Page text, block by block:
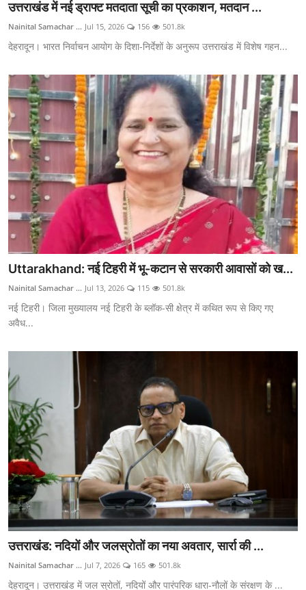
उत्तराखंड में नई ड्राफ्ट मतदाता सूची का प्रकाशन, मतदान ...
Nainital Samachar ... Jul 15, 2026 156 501.8k
देहरादून। भारत निर्वाचन आयोग के दिशा-निर्देशों के अनुरूप उत्तराखंड में विशेष गहन...
Uttarakhand: नई टिहरी में भू-कटान से सरकारी आवासों को ख...
Nainital Samachar ... Jul 13, 2026 115 501.8k
नई टिहरी। जिला मुख्यालय नई टिहरी के ब्लॉक-सी क्षेत्र में कथित रूप से किए गए
अवैध...
उत्तराखंड: नदियों और जलस्रोतों का नया अवतार, सार्रा की ...
Nainital Samachar ... Jul 7, 2026 165 501.8k
देहरादून। उत्तराखंड में जल स्रोतों, नदियों और पारंपरिक धारा-नौलों के संरक्षण के ...